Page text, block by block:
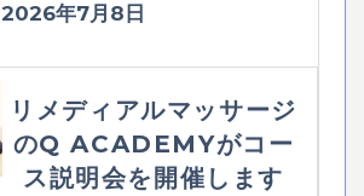
2026年7月8日
リメディアルマッサージ
のQ ACADEMYがコー
ス説明会を開催します